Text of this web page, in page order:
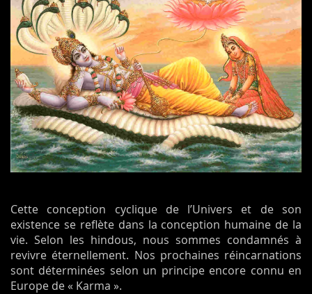
Cette conception cyclique de l’Univers et de son
existence se reflète dans la conception humaine de la
vie. Selon les hindous, nous sommes condamnés à
revivre éternellement. Nos prochaines réincarnations
sont déterminées selon un principe encore connu en
Europe de « Karma ».